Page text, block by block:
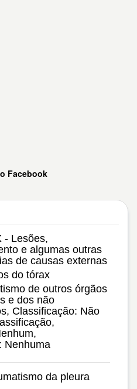
Facebook
- Lesões,
e algumas outras
de causas externas
do tórax
de outros órgãos
e dos não
Classificação: Não
Nenhuma
da pleura